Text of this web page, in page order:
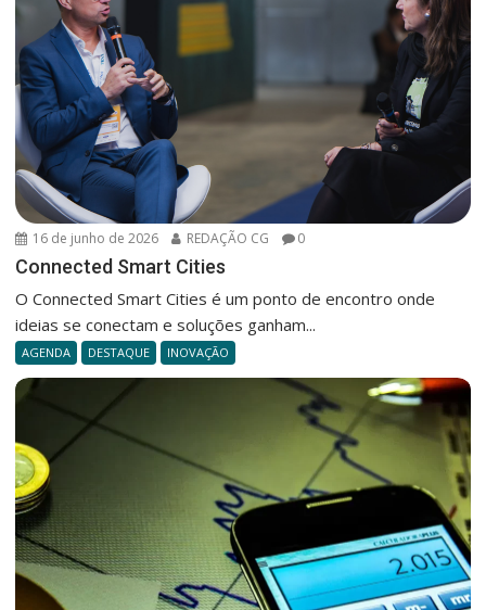
16 de junho de 2026 REDAÇÃO CG 0
Connected Smart Cities
O Connected Smart Cities é um ponto de encontro onde
ideias se conectam e soluções ganham...
AGENDA DESTAQUE INOVAÇÃO